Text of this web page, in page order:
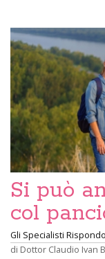
Si può
col
Gli Specialisti
di Dottor Claudio Ivan